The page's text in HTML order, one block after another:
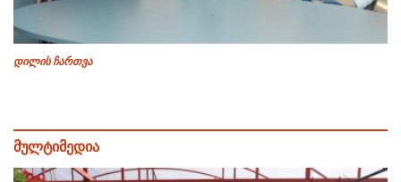
დილის ჩართვა
მულტიმედია